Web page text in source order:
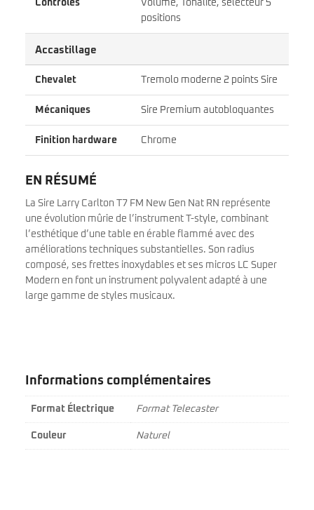
Contrôles
Volume, Tonalité, sélecteur 5
positions
Accastillage
Chevalet Tremolo moderne 2 points Sire
Mécaniques Sire Premium autobloquantes
Finition hardware Chrome
EN RÉSUMÉ
La Sire Larry Carlton T7 FM New Gen Nat RN représente
une évolution mûrie de l’instrument T-style, combinant
l’esthétique d’une table en érable flammé avec des
améliorations techniques substantielles. Son radius
composé, ses frettes inoxydables et ses micros LC Super
Modern en font un instrument polyvalent adapté à une
large gamme de styles musicaux.
Informations complémentaires
Format Électrique Format Telecaster
Couleur Naturel